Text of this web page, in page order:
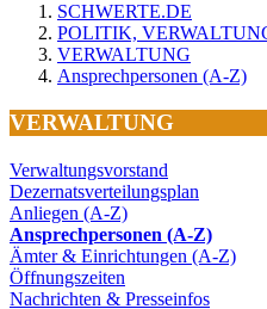
SCHWERTE.DE
POLITIK,
VERWALTUNG
Ansprechpersonen (A-Z)
VERWALTUNG
Verwaltungsvorstand
Dezernatsverteilungsplan
Anliegen (A-Z)
Ansprechpersonen (A-Z)
Ämter & Einrichtungen (A-Z)
Öffnungszeiten
Nachrichten & Presseinfos